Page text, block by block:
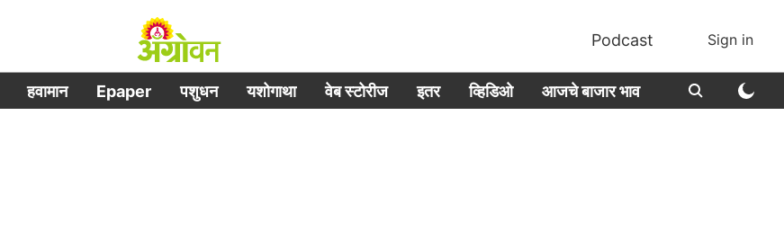
Podcast Sign in
हवामान Epaper पशुधन यशोगाथा वेब स्टोरीज इतर व्हिडिओ आजचे बाजार भाव